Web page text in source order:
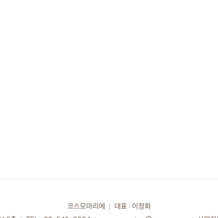
코스모마리에
대표 : 이정화